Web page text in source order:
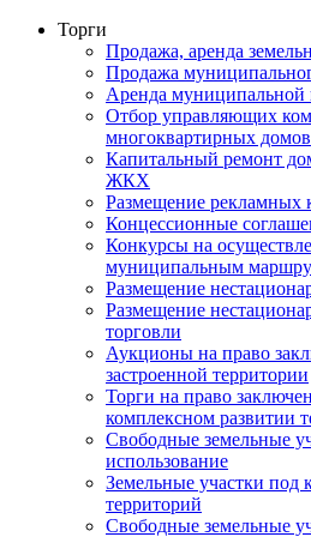
Торги
Продажа, аренда
Продажа
Аренда муниципальной
Отбор управляющих
многоквартирных домов
Капитальный ремонт
ЖКХ
Размещение рекламных
Концессионные
Конкурсы на
муниципальным
Размещение
Размещение
торговли
Аукционы на право
застроенной территории
Торги на право
комплексном развитии
Свободные земельные
использование
Земельные участки под
территорий
Свободные земельные